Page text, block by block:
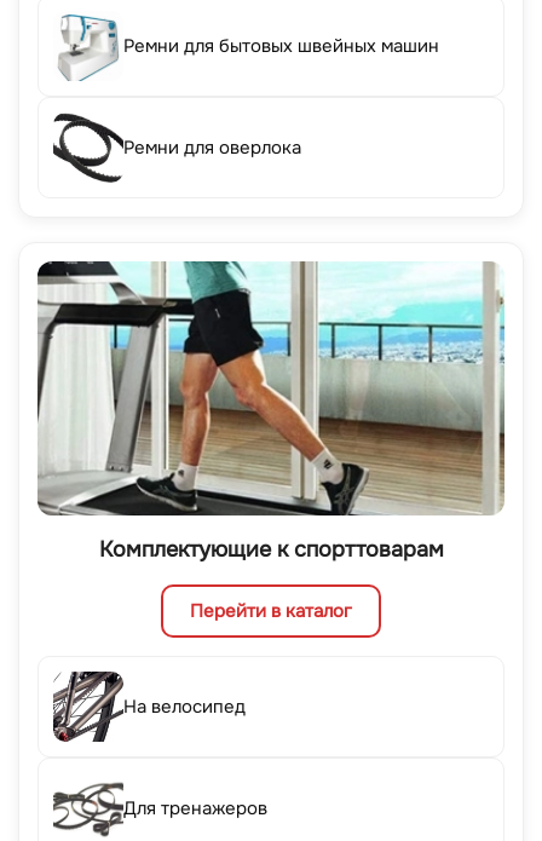
Ремни для бытовых швейных машин
Ремни для оверлока
Комплектующие к спорттоварам
Перейти в каталог
На велосипед
Для тренажеров